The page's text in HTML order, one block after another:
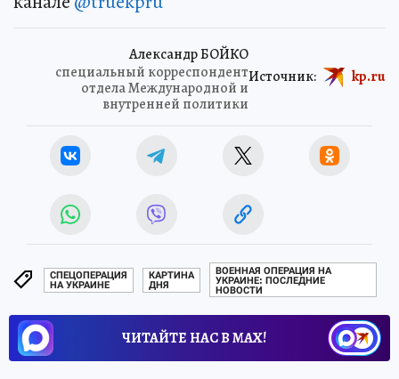
Александр БОЙКО
специальный корреспондент
отдела Международной и
внутренней политики
Источник: kp.ru
СПЕЦОПЕРАЦИЯ
НА УКРАИНЕ
КАРТИНА
ДНЯ
ВОЕННАЯ ОПЕРАЦИЯ НА
УКРАИНЕ: ПОСЛЕДНИЕ
НОВОСТИ
ЧИТАЙТЕ НАС В МАХ!